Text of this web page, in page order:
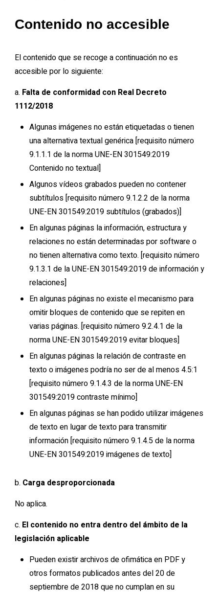
Contenido no accesible
El contenido que se recoge a continuación no es
accesible por lo siguiente:
a. Falta de conformidad con Real Decreto
1112/2018
Algunas imágenes no están etiquetadas o tienen
una alternativa textual genérica [requisito número
9.1.1.1 de la norma UNE-EN 301549:2019
Contenido no textual]
Algunos vídeos grabados pueden no contener
subtítulos [requisito número 9.1.2.2 de la norma
UNE-EN 301549:2019 subtítulos (grabados)]
En algunas páginas la información, estructura y
relaciones no están determinadas por software o
no tienen alternativa como texto. [requisito número
9.1.3.1 de la UNE-EN 301549:2019 de información y
relaciones]
En algunas páginas no existe el mecanismo para
omitir bloques de contenido que se repiten en
varias páginas. [requisito número 9.2.4.1 de la
norma UNE-EN 301549:2019 evitar bloques]
En algunas páginas la relación de contraste en
texto o imágenes podría no ser de al menos 4.5:1
[requisito número 9.1.4.3 de la norma UNE-EN
301549:2019 contraste mínimo]
En algunas páginas se han podido utilizar imágenes
de texto en lugar de texto para transmitir
información [requisito número 9.1.4.5 de la norma
UNE-EN 301549:2019 imágenes de texto]
b. Carga desproporcionada
No aplica.
c. El contenido no entra dentro del ámbito de la
legislación aplicable
Pueden existir archivos de ofimática en PDF y
otros formatos publicados antes del 20 de
septiembre de 2018 que no cumplan en su